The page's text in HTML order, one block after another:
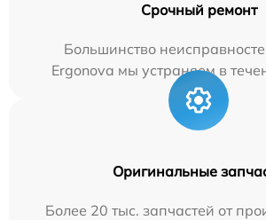
Срочный ремонт
Большинство
Ergonova мы устраняем в
Оригинальные
Более 20 тыс. запчастей от